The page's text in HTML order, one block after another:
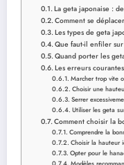
La geta japonaise :
Comment se
Les types de geta
Que faut-il enfiler
Quand porter les
Les erreurs
Marcher trop vite
Choisir une
Serrer
Utiliser les geta
Comment choisir la
Comprendre la
Choisir la hauteur
Opter pour le